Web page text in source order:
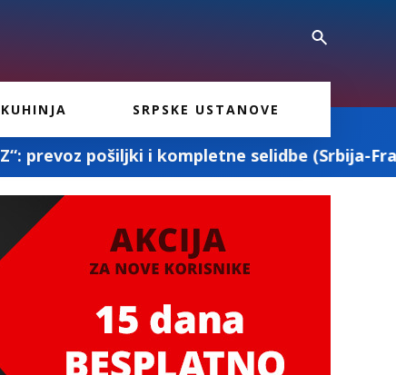
SRPSKE USTANOVE
kompletne selidbe (Srbija-Francuska-Srbija)